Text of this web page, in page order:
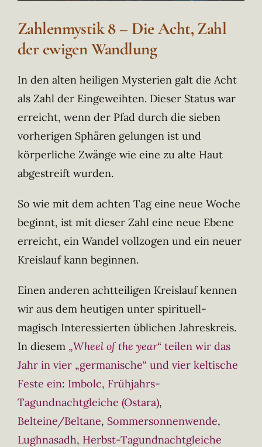
Zahlenmystik 8 – Die Acht, Zahl
der ewigen Wandlung
In den alten heiligen Mysterien galt die Acht
als Zahl der Eingeweihten. Dieser Status war
erreicht, wenn der Pfad durch die sieben
vorherigen Sphären gelungen ist und
körperliche Zwänge wie eine zu alte Haut
abgestreift wurden.
So wie mit dem achten Tag eine neue Woche
beginnt, ist mit dieser Zahl eine neue Ebene
erreicht, ein Wandel vollzogen und ein neuer
Kreislauf kann beginnen.
Einen anderen achtteiligen Kreislauf kennen
wir aus dem heutigen unter spirituell-
magisch Interessierten üblichen Jahreskreis.
In diesem „Wheel of the year“ teilen wir das
Jahr in vier „germanische“ und vier keltische
Feste ein: Imbolc, Frühjahrs-
Tagundnachtgleiche (Ostara),
Belteine/Beltane, Sommersonnenwende,
Lughnasadh, Herbst-Tagundnachtgleiche